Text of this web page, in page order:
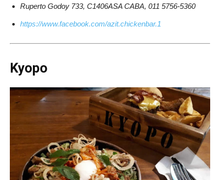
Ruperto Godoy 733, C1406ASA CABA, 011 5756-5360
https://www.facebook.com/azit.chickenbar.1
Kyopo